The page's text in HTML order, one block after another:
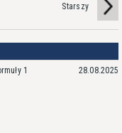
Starszy
1 28.08.2025